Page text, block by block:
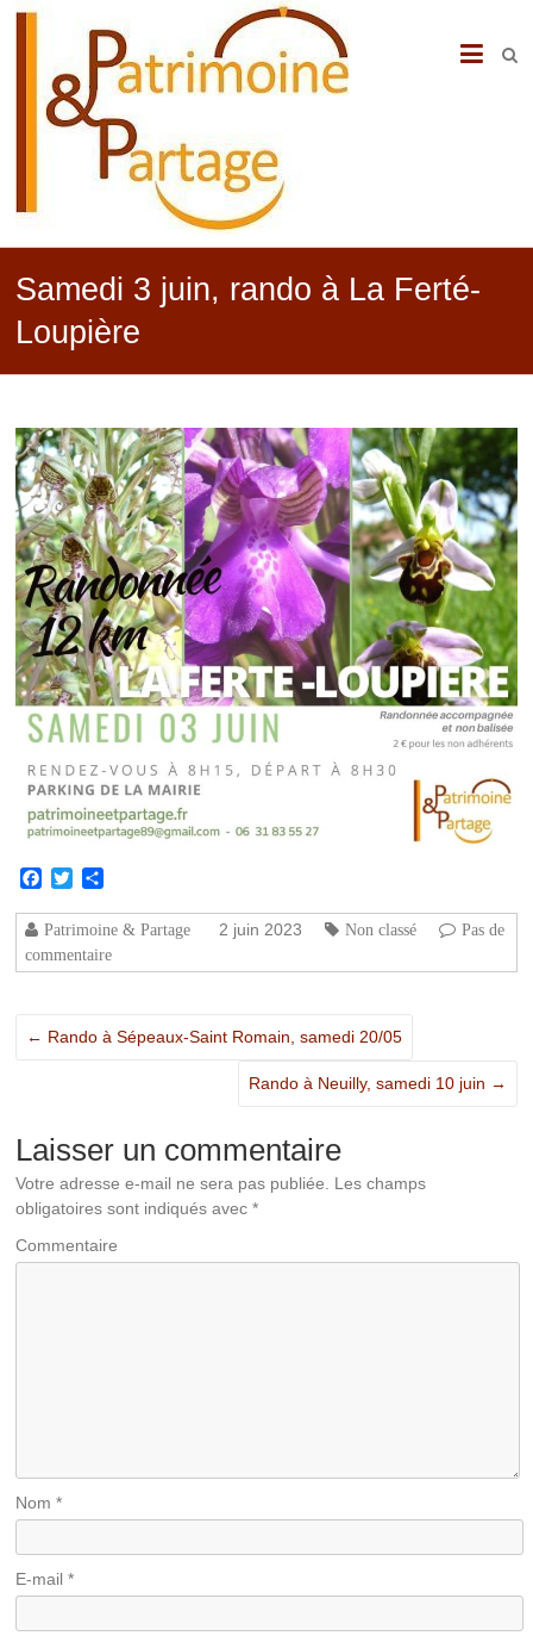
PATRIMOINE
PARTAGE
Samedi 3 juin, rando à La Ferté-
Loupière
Facebook
Twitter
Patrimoine & Partage 2 juin 2023 Non classé
Pas de
commentaire
← Rando à Sépeaux-Saint Romain, samedi 20/05
Rando à Neuilly, samedi 10 juin →
Laisser un commentaire
Votre adresse e-mail ne sera pas publiée. Les champs
obligatoires sont indiqués avec*
Commentaire
Nom*
E-mail*